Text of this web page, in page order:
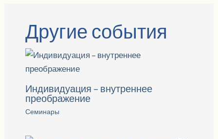
Другие события
Индивидуация – внутреннее
преображение
Семинары